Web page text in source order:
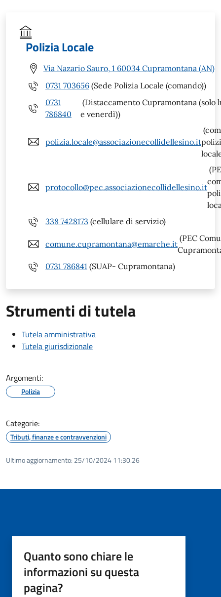
Polizia Locale
Via Nazario Sauro, 1 60034 Cupramontana (AN)
0731 703656 (Sede Polizia Locale (comando))
0731
786840
(Distaccamento Cupramontana (solo
e venerdì))
polizia.locale@associazionecollidellesino.it
protocollo@pec.associazionecollidellesino.it
338 7428173 (cellulare di servizio)
comune.cupramontana@emarche.it
(PEC
0731 786841 (SUAP- Cupramontana)
Strumenti di tutela
Tutela amministrativa
Tutela giurisdizionale
Argomenti:
Polizia
Categorie:
Tributi, finanze e contravvenzioni
Ultimo aggiornamento: 25/10/2024 11:30.26
Quanto sono chiare le
informazioni su questa
pagina?